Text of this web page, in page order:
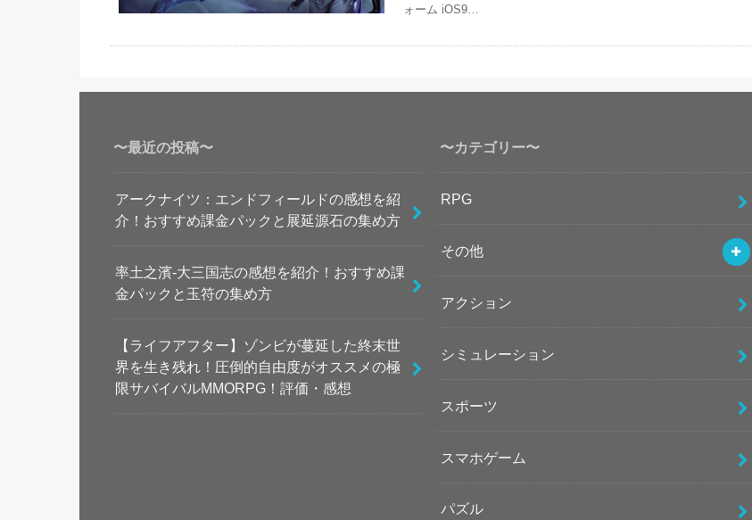
ォーム iOS9…
〜最近の投稿〜
アークナイツ：エンドフィールドの感想を紹
介！おすすめ課金パックと展延源石の集め方
率土之濱-大三国志の感想を紹介！おすすめ課
金パックと玉符の集め方
【ライフアフター】ゾンビが蔓延した終末世
界を生き残れ！圧倒的自由度がオススメの極
限サバイバルMMORPG！評価・感想
〜カテゴリー〜
RPG
その他
アクション
シミュレーション
スポーツ
スマホゲーム
パズル